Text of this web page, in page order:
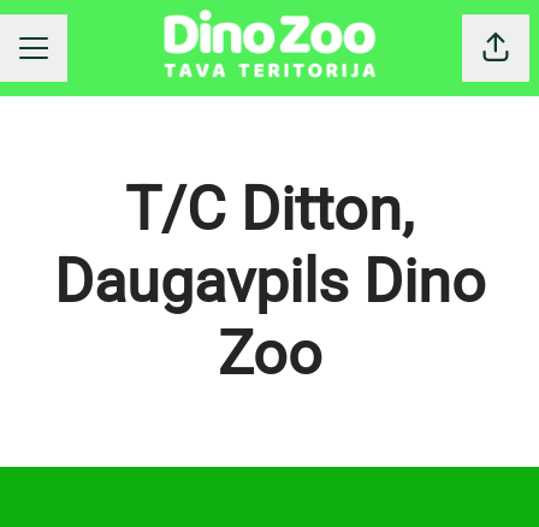
KARJERAS IZVĒLNE
T/C Ditton,
Daugavpils Dino
Zoo